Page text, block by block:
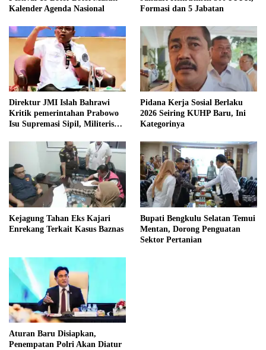
Kalender Agenda Nasional
Formasi dan 5 Jabatan
Direktur JMI Islah Bahrawi
Kritik pemerintahan Prabowo
Isu Supremasi Sipil, Militerisasi,
Pidana Kerja Sosial Berlaku
2026 Seiring KUHP Baru, Ini
Kategorinya
Kejagung Tahan Eks Kajari
Enrekang Terkait Kasus Baznas
Bupati Bengkulu Selatan Temui
Mentan, Dorong Penguatan
Sektor Pertanian
Aturan Baru Disiapkan,
Penempatan Polri Akan Diatur